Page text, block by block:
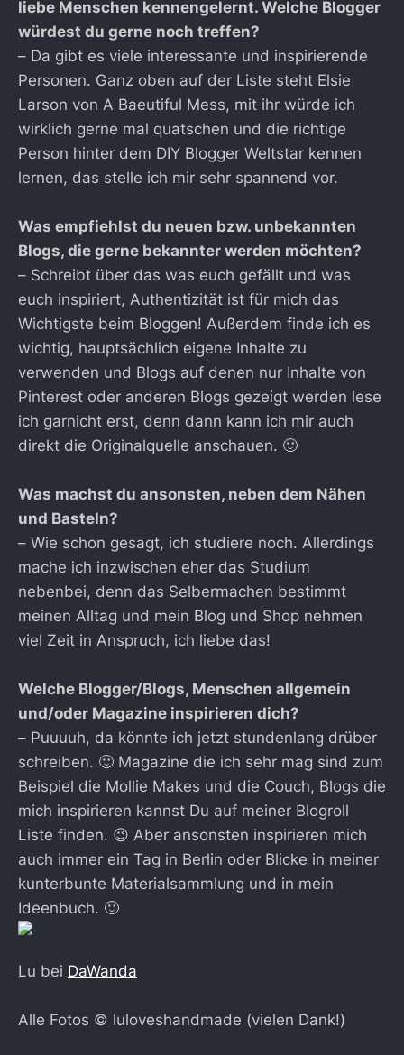
liebe Menschen kennengelernt. Welche Blogger
würdest du gerne noch treffen?
– Da gibt es viele interessante und inspirierende
Personen. Ganz oben auf der Liste steht Elsie
Larson von A Baeutiful Mess, mit ihr würde ich
wirklich gerne mal quatschen und die richtige
Person hinter dem DIY Blogger Weltstar kennen
lernen, das stelle ich mir sehr spannend vor.
Was empfiehlst du neuen bzw. unbekannten
Blogs, die gerne bekannter werden möchten?
– Schreibt über das was euch gefällt und was
euch inspiriert, Authentizität ist für mich das
Wichtigste beim Bloggen! Außerdem finde ich es
wichtig, hauptsächlich eigene Inhalte zu
verwenden und Blogs auf denen nur Inhalte von
Pinterest oder anderen Blogs gezeigt werden lese
ich garnicht erst, denn dann kann ich mir auch
direkt die Originalquelle anschauen. 🙂
Was machst du ansonsten, neben dem Nähen
und Basteln?
– Wie schon gesagt, ich studiere noch. Allerdings
mache ich inzwischen eher das Studium
nebenbei, denn das Selbermachen bestimmt
meinen Alltag und mein Blog und Shop nehmen
viel Zeit in Anspruch, ich liebe das!
Welche Blogger/Blogs, Menschen allgemein
und/oder Magazine inspirieren dich?
– Puuuuh, da könnte ich jetzt stundenlang drüber
schreiben. 🙂 Magazine die ich sehr mag sind zum
Beispiel die Mollie Makes und die Couch, Blogs die
mich inspirieren kannst Du auf meiner Blogroll
Liste finden. 😉 Aber ansonsten inspirieren mich
auch immer ein Tag in Berlin oder Blicke in meiner
kunterbunte Materialsammlung und in mein
Ideenbuch. 🙂
Lu bei DaWanda
Alle Fotos © luloveshandmade (vielen Dank!)